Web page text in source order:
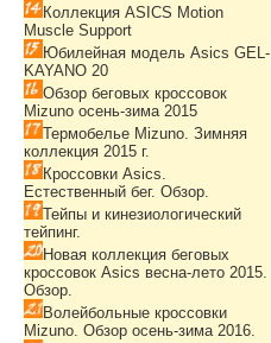
Коллекция ASICS Motion
Muscle Support
Юбилейная модель Asics GEL-
KAYANO 20
Обзор беговых кроссовок
Mizuno осень-зима 2015
Термобелье Mizuno. Зимняя
коллекция 2015 г.
Кроссовки Asics.
Естественный бег. Обзор.
Тейпы и кинезиологический
тейпинг.
Новая коллекция беговых
кроссовок Asics весна-лето 2015.
Обзор.
Волейбольные кроссовки
Mizuno. Обзор осень-зима 2016.